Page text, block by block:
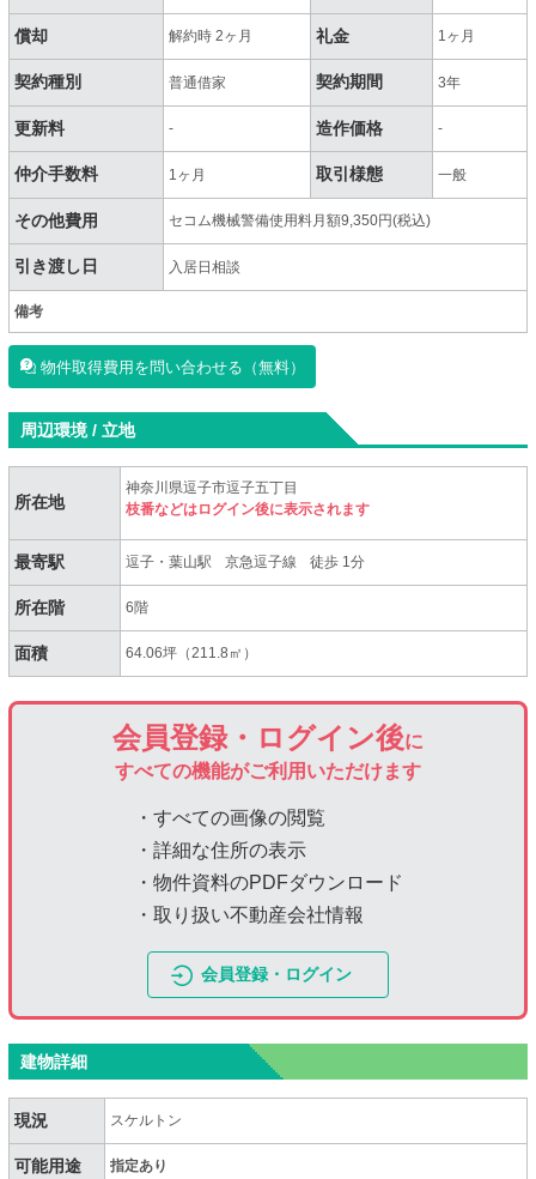
償却 解約時 2ヶ月 礼金 1ヶ月
契約種別 普通借家 契約期間 3年
更新料 - 造作価格 -
仲介手数料 1ヶ月 取引様態 一般
その他費用 セコム機械警備使用料月額9,350円(税込)
引き渡し日 入居日相談
備考
物件取得費用を問い合わせる（無料）
周辺環境 / 立地
所在地
神奈川県逗子市逗子五丁目
枝番などはログイン後に表示されます
最寄駅 逗子・葉山駅 京急逗子線 徒歩 1分
所在階 6階
面積 64.06坪（211.8㎡）
会員登録・ログイン後に
すべての機能がご利用いただけます
・すべての画像の閲覧
・詳細な住所の表示
・物件資料のPDFダウンロード
・取り扱い不動産会社情報
会員登録・ログイン
建物詳細
現況 スケルトン
可能用途 指定あり